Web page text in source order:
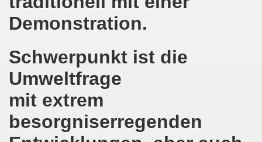
Demonstration.
Schwerpunkt ist die
Umweltfrage
mit extrem
besorgniserregenden
diskutiert am 13.05.2019 mit Europawahl-
nimmt am 08.04.2019 Mietfragen, Hartz IV und
Bewegung am 11.03.2019 mahnt an Folgen von
am 11.03.2019 solidarisch mit Kollegen in
am 11.03.2019 im Zeichen des
am 11.02.2019 protestiert und demonstriert